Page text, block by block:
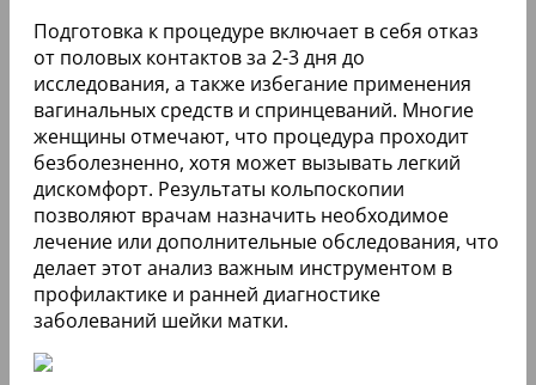
Подготовка к процедуре включает в себя отказ
от половых контактов за 2-3 дня до
исследования, а также избегание применения
вагинальных средств и спринцеваний. Многие
женщины отмечают, что процедура проходит
безболезненно, хотя может вызывать легкий
дискомфорт. Результаты кольпоскопии
позволяют врачам назначить необходимое
лечение или дополнительные обследования, что
делает этот анализ важным инструментом в
профилактике и ранней диагностике
заболеваний шейки матки.